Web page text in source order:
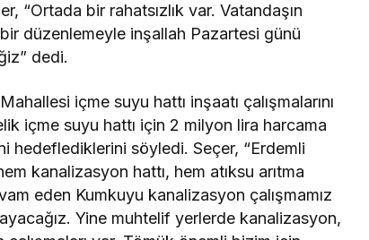
“Ortada bir rahatsızlık var. Vatandaşın
düzenlemeyle inşallah Pazartesi günü
dedi.
içme suyu hattı inşaatı çalışmalarını
içme suyu hattı için 2 milyon lira harcama
hedeflediklerini söyledi. Seçer, “Erdemli
kanalizasyon hattı, hem atıksu arıtma
eden Kumkuyu kanalizasyon çalışmamız
Yine muhtelif yerlerde kanalizasyon,